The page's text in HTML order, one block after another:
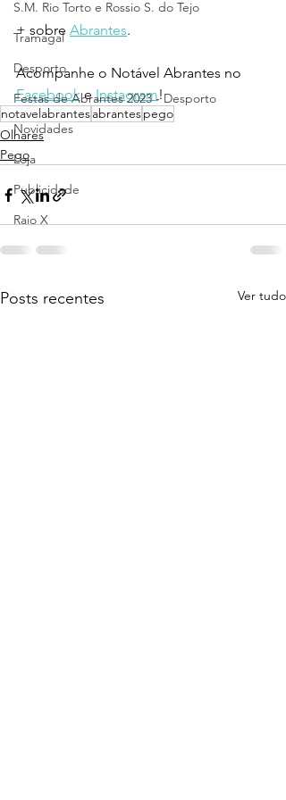
S.M. Rio Torto e Rossio S. do Tejo
Tramagal
Desporto
Festas de Abrantes 2023 - Desporto
Novidades
Loja
Publicidade
Raio X
+ sobre Abrantes.
Acompanhe o Notável Abrantes no
Facebook e Instagram!
notavelabrantesabrantespego
Olhares
Pego
Posts recentes Ver tudo